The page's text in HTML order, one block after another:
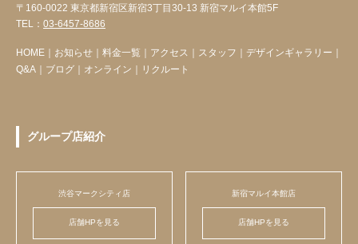
〒160-0022 東京都新宿区新宿3丁目30-13 新宿マルイ本館5F
TEL： 03-6457-8686
HOME お知らせ 料金一覧 アクセス スタッフ デザインギャラリー
Q&A
ブログ オンライン リクルート
グループ店紹介
渋谷マークシティ店
店舗HPを見る
新宿マルイ本館店
店舗HPを見る